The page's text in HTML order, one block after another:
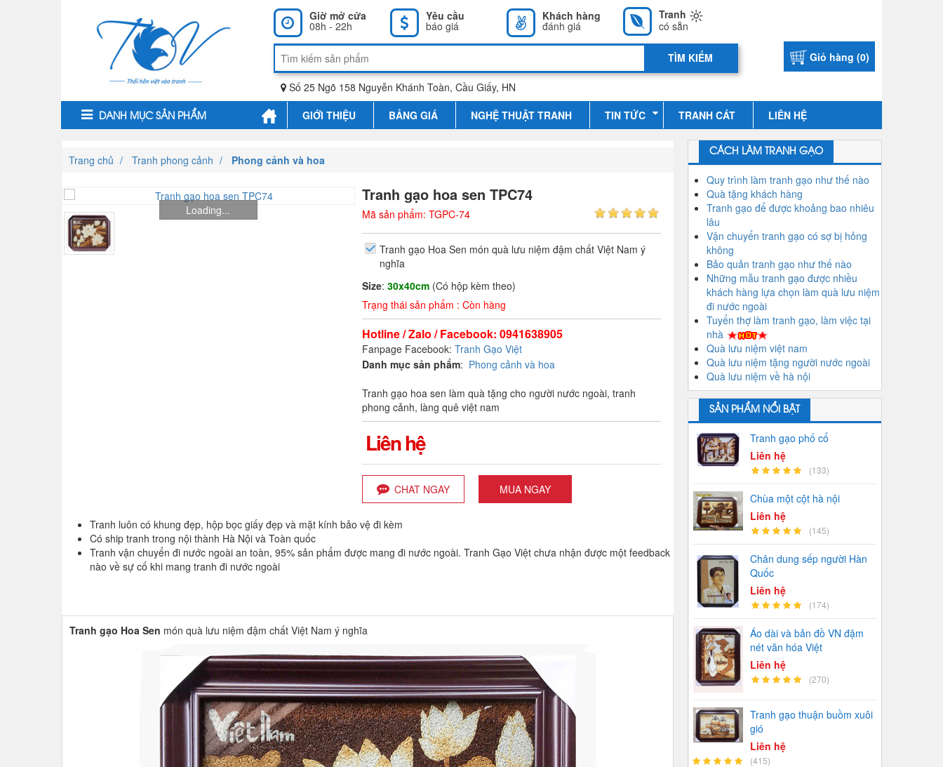
Giờ mở cửa
08h - 22h
Yêu cầu
báo giá
Khách hàng
đánh giá
Tranh
có sẵn
Số 25 Ngõ 158 Nguyễn Khánh Toàn, Cầu Giấy, HN
Giỏ hàng (0)
DANH MỤC SẢN PHẨM GIỚI THIỆU BẢNG GIÁ NGHỆ THUẬT TRANH TIN TỨC TRANH CÁT LIÊN HỆ
Trang chủ Tranh phong cảnh Phong cảnh và hoa
Loading...
Tranh gạo hoa sen TPC74
Mã sản phẩm: TGPC-74
Tranh gạo Hoa Sen món quà lưu niệm đậm chất Việt Nam ý
nghĩa
Size:30x40cm (Có hộp kèm theo)
Trạng thái sản phẩm : Còn hàng
Hotline / Zalo / Facebook: 0941638905
Fanpage Facebook:Tranh Gạo Việt
Danh mục sản phẩm: Phong cảnh và hoa
Tranh gạo hoa sen làm quà tặng cho người nước ngoài, tranh
phong cảnh, làng quê việt nam
Liên hệ
CHAT NGAY MUA NGAY
Tranh luôn có khung đẹp, hộp bọc giấy đẹp và mặt kính bảo vệ đi kèm
Có ship tranh trong nội thành Hà Nội và Toàn quốc
Tranh vận chuyển đi nước ngoài an toàn, 95% sản phẩm được mang đi nước ngoài. Tranh Gạo Việt chưa nhận được một feedback
nào về sự cố khi mang tranh đi nước ngoài
Tranh gạo Hoa Sen món quà lưu niệm đậm chất Việt Nam ý nghĩa
CÁCH LÀM TRANH GẠO
Quy trình làm tranh gạo như thế nào
Quà tặng khách hàng
Tranh gạo để được khoảng bao nhiêu
lâu
Vận chuyển tranh gạo có sợ bị hỏng
không
Bảo quản tranh gạo như thế nào
Những mẫu tranh gạo được nhiều
khách hàng lựa chọn làm quà lưu niệm
đi nước ngoài
Tuyển thợ làm tranh gạo, làm việc tại
nhà
Quà lưu niệm việt nam
Quà lưu niệm tặng người nước ngoài
Quà lưu niệm về hà nội
SẢN PHẨM NỔI BẬT
Tranh gạo phố cổ
Liên hệ
(133)
Chùa một cột hà nội
Liên hệ
(145)
Chân dung sếp người Hàn
Quốc
Liên hệ
(174)
Áo dài và bản đồ VN đậm
nét văn hóa Việt
Liên hệ
(270)
Tranh gạo thuận buồm xuôi
gió
Liên hệ
(415)